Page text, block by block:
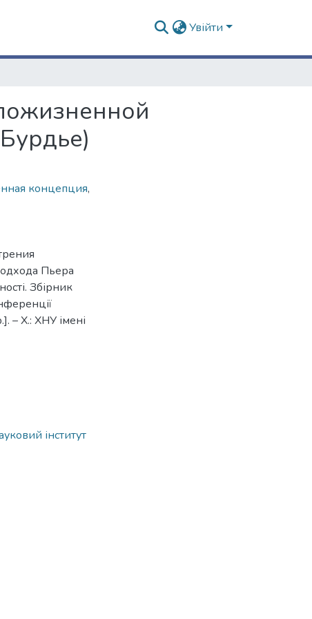
Увійти
концепция,
Пьера
Збірник
– Х.: ХНУ імені
інститут